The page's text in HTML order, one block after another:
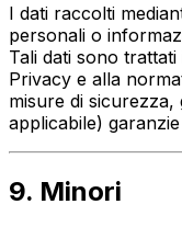
I dati raccolti
personali o
Tali dati sono
Privacy e alla
misure di
applicabile)
9. Minori